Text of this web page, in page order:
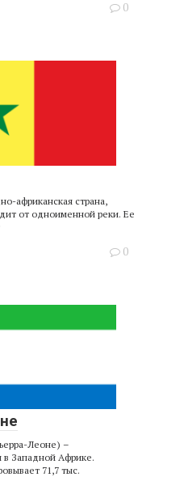
0
африканская страна,
от одноименной реки. Ее
0
Леоне) –
в Западной Африке.
71,7 тыс.